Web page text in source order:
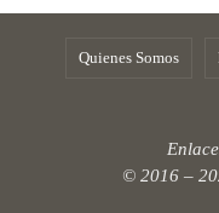
Quienes Somos
© 2016 –